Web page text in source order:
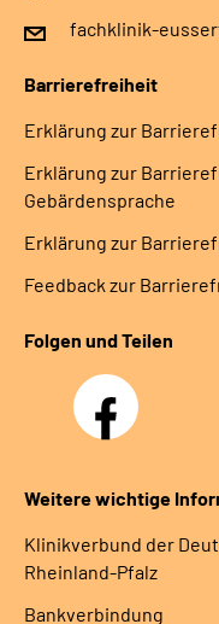
fachklinik-
Barrierefreiheit
Erklärung zur
Erklärung zur
Gebärdensprache
Erklärung zur
Feedback zur
Folgen und Teilen
Facebook
Weitere wichtige
Klinikverbund der
Rheinland-Pfalz
Bankverbindung